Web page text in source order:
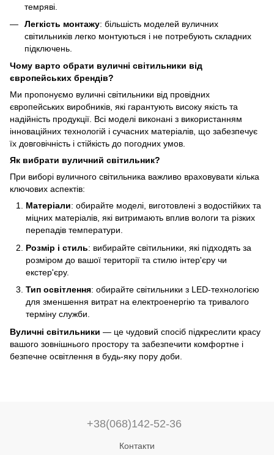
темряві.
Легкість монтажу: більшість моделей вуличних
світильників легко монтуються і не потребують складних
підключень.
Чому варто обрати вуличні світильники від
європейських брендів?
Ми пропонуємо вуличні світильники від провідних
європейських виробників, які гарантують високу якість та
надійність продукції. Всі моделі виконані з використанням
інноваційних технологій і сучасних матеріалів, що забезпечує
їх довговічність і стійкість до погодних умов.
Як вибрати вуличний світильник?
При виборі вуличного світильника важливо враховувати кілька
ключових аспектів:
Матеріали: обирайте моделі, виготовлені з водостійких та
міцних матеріалів, які витримають вплив вологи та різких
перепадів температури.
Розмір і стиль: вибирайте світильники, які підходять за
розміром до вашої території та стилю інтер'єру чи
екстер'єру.
Тип освітлення: обирайте світильники з LED-технологією
для зменшення витрат на електроенергію та тривалого
терміну служби.
Вуличні світильники — це чудовий спосіб підкреслити красу
вашого зовнішнього простору та забезпечити комфортне і
безпечне освітлення в будь-яку пору доби.
+38(068)142-52-36
Контакти